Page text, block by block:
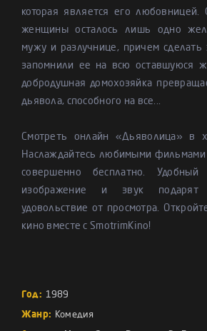
которая является его любовницей.
женщины осталось лишь одно
мужу и разлучнице, причем сделать
запомнили ее на всю оставшуюся
добродушная домохозяйка
дьявола, способного на все...
Смотреть онлайн «Дьяволица» в
Наслаждайтесь любимыми фильмами
совершенно бесплатно. Удобный
изображение и звук подарят
удовольствие от просмотра.
кино вместе с SmotrimKino!
Год: 1989
Жанр: Комедия